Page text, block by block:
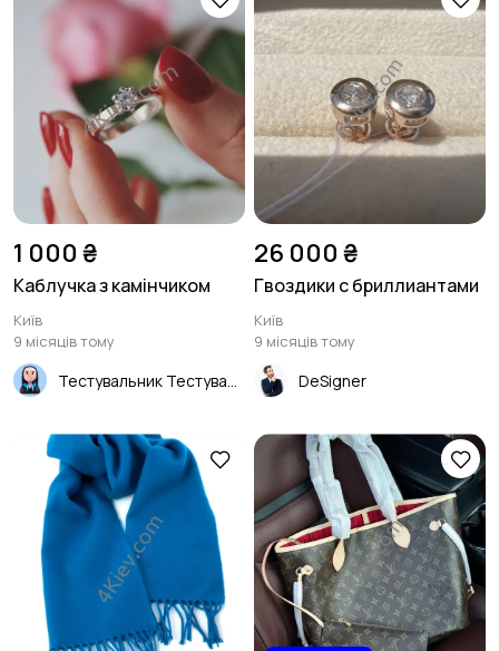
1 000 ₴
Каблучка з камінчиком
Київ
9 місяців тому
26 000 ₴
Гвоздики с бриллиантами
Київ
9 місяців тому
DeSigner